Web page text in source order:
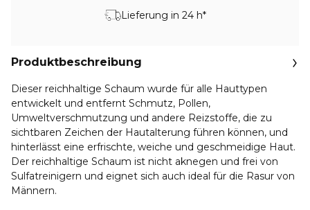
Lieferung in 24 h*
Produktbeschreibung
Dieser reichhaltige Schaum wurde für alle Hauttypen
entwickelt und entfernt Schmutz, Pollen,
Umweltverschmutzung und andere Reizstoffe, die zu
sichtbaren Zeichen der Hautalterung führen können, und
hinterlässt eine erfrischte, weiche und geschmeidige Haut.
Der reichhaltige Schaum ist nicht aknegen und frei von
Sulfatreinigern und eignet sich auch ideal für die Rasur von
Männern.